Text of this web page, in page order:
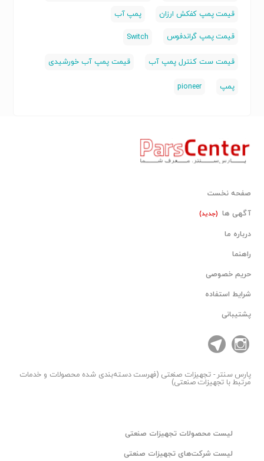
قیمت پمپ کفکش ارزان
پمپ آب
قیمت پمپ گراندفوس Switch
قیمت ست کنترل پمپ آب قیمت پمپ آب خورشیدی
پمپ pioneer
صفحه نخست
آگهی ها (جدید)
درباره ما
راهنما
حریم خصوصی
شرایط استفاده
پشتیبانی
پارس سنتر- تجهیزات صنعتی (فهرست دسته‌بندی شده محصولات و خدمات
مرتبط با تجهیزات صنعتی)
لیست محصولات تجهیزات صنعتی
لیست شرکت‌های تجهیزات صنعتی